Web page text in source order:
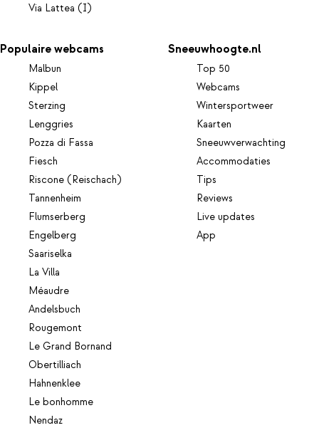
Via Lattea (I)
Populaire webcams
Malbun
Kippel
Sterzing
Lenggries
Pozza di Fassa
Fiesch
Riscone (Reischach)
Tannenheim
Flumserberg
Engelberg
Saariselka
La Villa
Méaudre
Andelsbuch
Rougemont
Le Grand Bornand
Obertilliach
Hahnenklee
Le bonhomme
Nendaz
Sneeuwhoogte.nl
Top 50
Webcams
Wintersportweer
Kaarten
Sneeuwverwachting
Accommodaties
Tips
Reviews
Live updates
App